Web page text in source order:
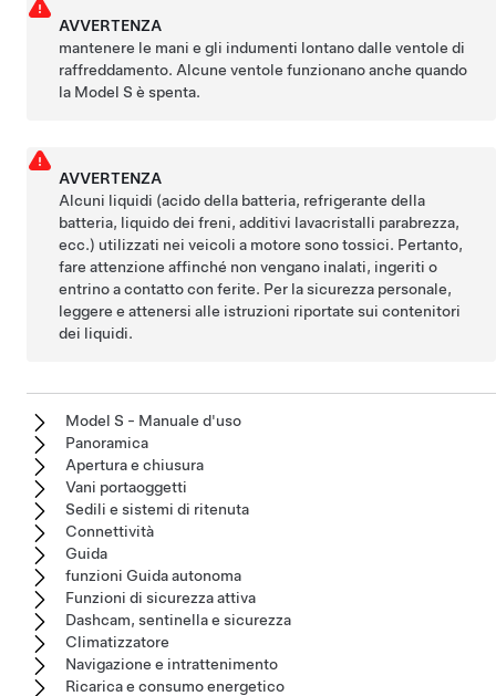
AVVERTENZA
mantenere le mani e gli indumenti lontano dalle ventole di
raffreddamento. Alcune ventole funzionano anche quando
la Model S è spenta.
AVVERTENZA
Alcuni liquidi (acido della batteria, refrigerante della
batteria, liquido dei freni, additivi lavacristalli parabrezza,
ecc.) utilizzati nei veicoli a motore sono tossici. Pertanto,
fare attenzione affinché non vengano inalati, ingeriti o
entrino a contatto con ferite. Per la sicurezza personale,
leggere e attenersi alle istruzioni riportate sui contenitori
dei liquidi.
Model S - Manuale d'uso
Panoramica
Apertura e chiusura
Vani portaoggetti
Sedili e sistemi di ritenuta
Connettività
Guida
funzioni Guida autonoma
Funzioni di sicurezza attiva
Dashcam, sentinella e sicurezza
Climatizzatore
Navigazione e intrattenimento
Ricarica e consumo energetico